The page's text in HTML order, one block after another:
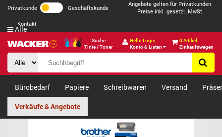
Privatkunde Geschäftskunde
Angebote gelten für Privatkunden.
Preise inkl. gesetzl. MwSt.
Kontakt
Suche
Tinte / Toner
Hello Login
Konto & Listen
0 Artikel
Einkaufswagen
Alle
Bürobedarf Papiere Schreibwaren Versand
Verkäufe & Angebote